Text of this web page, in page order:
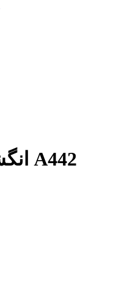
انگشتر نقره مردانه کد A442